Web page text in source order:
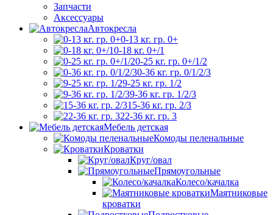
Запчасти
Аксессуары
Автокресла
0-13 кг. гр. 0+
0-18 кг. 0+/1
0-25 кг. гр. 0+/1/2
0-36 кг. гр. 0/1/2/3
9-25 кг. гр. 1/2
9-36 кг. гр. 1/2/3
15-36 кг. гр. 2/3
22-36 кг. гр. 3
Мебель детская
Комоды пеленальные
Кроватки
Круг/овал
Прямоугольные
Колесо/качалка
Маятниковые
кроватки